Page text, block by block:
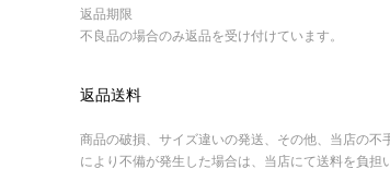
返品期限
不良品の場合のみ返品を受け付けています。
返品送料
商品の破損、サイズ違いの発送、その他、当店の不
により不備が発生した場合は、当店にて送料を負担